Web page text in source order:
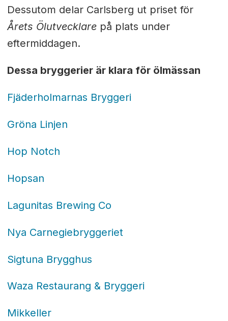
Dessutom delar Carlsberg ut priset för
Årets Ölutvecklarepå plats under
eftermiddagen.
Dessa bryggerier är klara för ölmässan
Fjäderholmarnas Bryggeri
Gröna Linjen
Hop Notch
Hopsan
Lagunitas Brewing Co
Nya Carnegiebryggeriet
Sigtuna Brygghus
Waza Restaurang & Bryggeri
Mikkeller